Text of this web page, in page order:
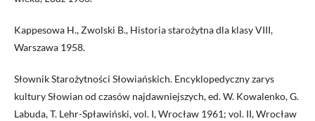
Kappesowa H., Zwolski B., Historia starożytna dla klasy VIII,
Warszawa 1958.
Słownik Starożytności Słowiańskich. Encyklopedyczny zarys
kultury Słowian od czasów najdawniejszych, ed. W. Kowalenko, G.
Labuda, T. Lehr-Spławiński, vol. I, Wrocław 1961; vol. II, Wrocław